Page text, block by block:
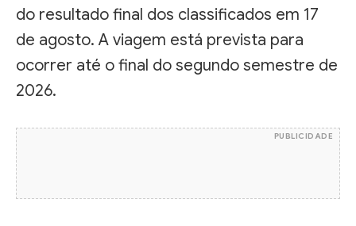
do resultado final dos classificados em 17
de agosto. A viagem está prevista para
ocorrer até o final do segundo semestre de
2026.
PUBLICIDADE